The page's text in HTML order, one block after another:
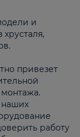
и
привезет
наших
работу